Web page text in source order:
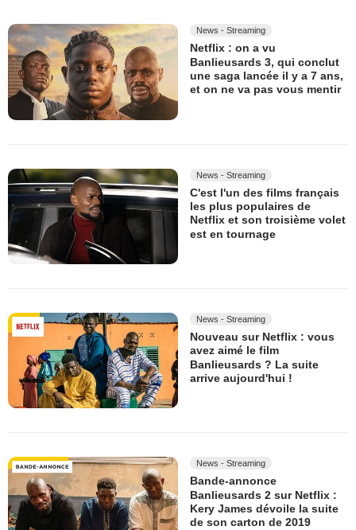
News - Streaming
Netflix : on a vu
Banlieusards 3, qui conclut
une saga lancée il y a 7 ans,
et on ne va pas vous mentir
News - Streaming
C'est l'un des films français
les plus populaires de
Netflix et son troisième volet
est en tournage
News - Streaming
Nouveau sur Netflix : vous
avez aimé le film
Banlieusards ? La suite
arrive aujourd'hui !
News - Streaming
Bande-annonce
Banlieusards 2 sur Netflix :
Kery James dévoile la suite
de son carton de 2019